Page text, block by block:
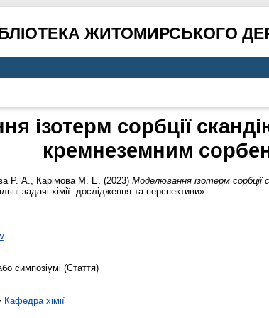
ЖИТОМИРСЬКОГО
ізотерм сорбції
кремнеземним
Р. А., Карімова М. Е. (2023) Моделювання ізотерм сорбції
задачі хімії: дослідження та перспективи».
симпозіумі (Стаття)
Кафедра хімії